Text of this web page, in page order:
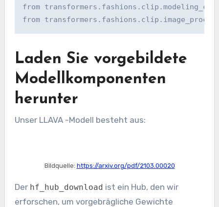
from
from
Laden Sie vorgebildete
Modellkomponenten
herunter
Unser LLAVA -Modell besteht aus:
Bildquelle: https://arxiv.org/pdf/2103.00020
Der hf_hub_download ist ein Hub, den wir
erforschen, um vorgebrägliche Gewichte